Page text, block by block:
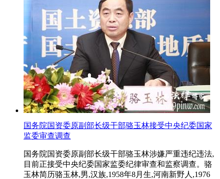
国务院国资委原副部长级干部骆玉林接受中央纪委国家
监委审查调查
国务院国资委原副部长级干部骆玉林涉嫌严重违纪违法,
目前正接受中央纪委国家监委纪律审查和监察调查。骆
玉林简历骆玉林,男,汉族,1958年8月生,河南新野人,1976